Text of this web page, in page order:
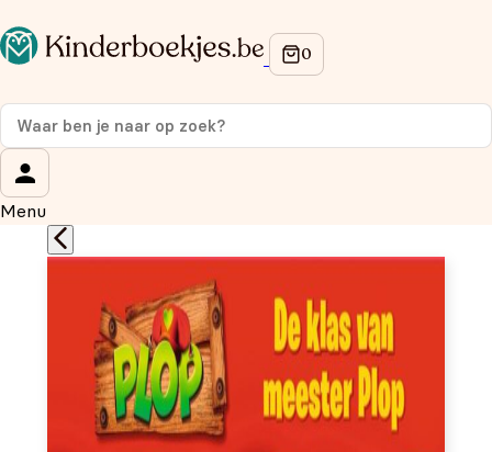
Menu
Op de hoogte blijven van onze acties?
Meld je aan voor onze nieuwsbrief en ontvang
korting
Wat is je voornaam?
Wat is je e-mailadres?*
Aanmelden
We gebruiken je gegevens om contact op te nemen, in
overeenstemming met ons
privacybeleid.